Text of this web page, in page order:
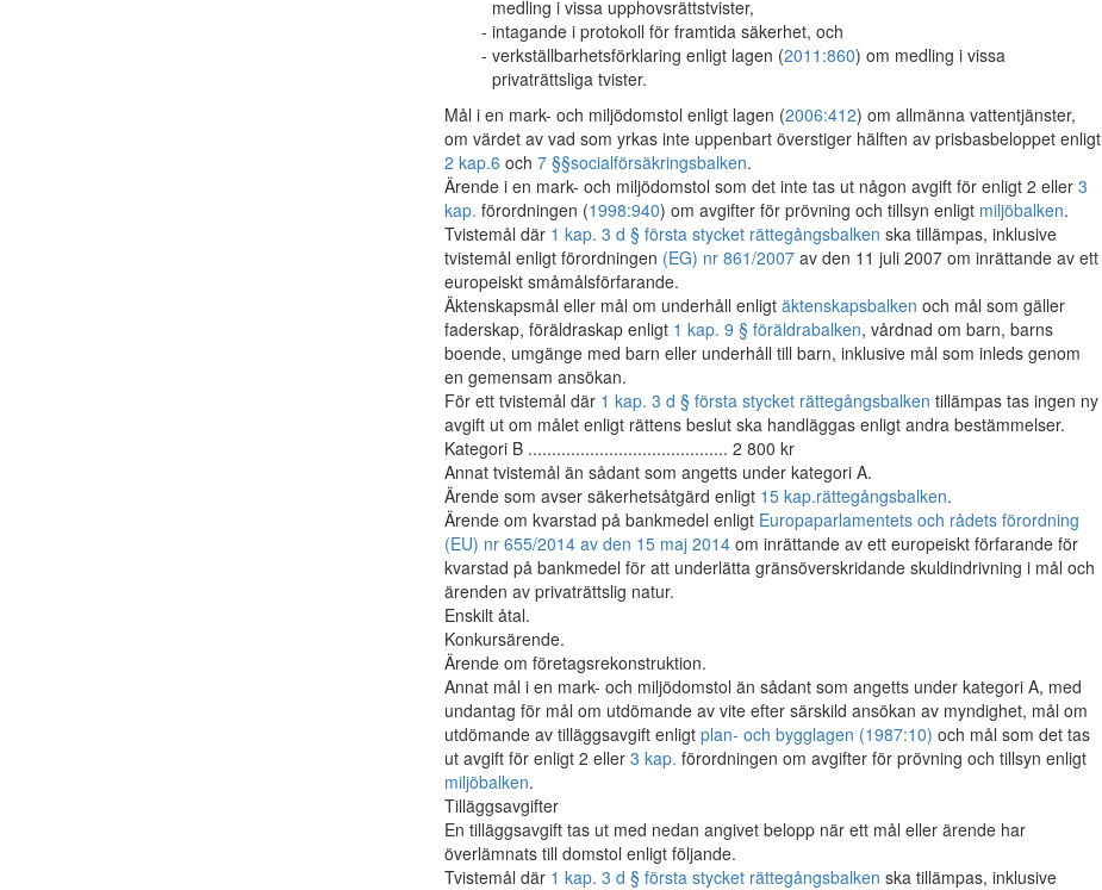
medling i vissa upphovsrättstvister,
intagande i protokoll för framtida säkerhet, och
verkställbarhetsförklaring enligt lagen (2011:860) om medling i vissa
privaträttsliga tvister.
Mål i en mark- och miljödomstol enligt lagen (2006:412) om allmänna vattentjänster,
om värdet av vad som yrkas inte uppenbart överstiger hälften av prisbasbeloppet enligt
2 kap.6 och 7 §§socialförsäkringsbalken.
Ärende i en mark- och miljödomstol som det inte tas ut någon avgift för enligt 2 eller 3
kap. förordningen (1998:940) om avgifter för prövning och tillsyn enligt miljöbalken.
Tvistemål där 1 kap. 3 d § första stycket rättegångsbalken ska tillämpas, inklusive
tvistemål enligt förordningen (EG) nr 861/2007 av den 11 juli 2007 om inrättande av ett
europeiskt småmålsförfarande.
Äktenskapsmål eller mål om underhåll enligt äktenskapsbalken och mål som gäller
faderskap, föräldraskap enligt 1 kap. 9 § föräldrabalken, vårdnad om barn, barns
boende, umgänge med barn eller underhåll till barn, inklusive mål som inleds genom
en gemensam ansökan.
För ett tvistemål där 1 kap. 3 d § första stycket rättegångsbalken tillämpas tas ingen ny
avgift ut om målet enligt rättens beslut ska handläggas enligt andra bestämmelser.
Kategori B .......................................... 2 800 kr
Annat tvistemål än sådant som angetts under kategori A.
Ärende som avser säkerhetsåtgärd enligt 15 kap.rättegångsbalken.
Ärende om kvarstad på bankmedel enligt Europaparlamentets och rådets förordning
(EU) nr 655/2014 av den 15 maj 2014 om inrättande av ett europeiskt förfarande för
kvarstad på bankmedel för att underlätta gränsöverskridande skuldindrivning i mål och
ärenden av privaträttslig natur.
Enskilt åtal.
Konkursärende.
Ärende om företagsrekonstruktion.
Annat mål i en mark- och miljödomstol än sådant som angetts under kategori A, med
undantag för mål om utdömande av vite efter särskild ansökan av myndighet, mål om
utdömande av tilläggsavgift enligt plan- och bygglagen (1987:10) och mål som det tas
ut avgift för enligt 2 eller 3 kap. förordningen om avgifter för prövning och tillsyn enligt
miljöbalken.
Tilläggsavgifter
En tilläggsavgift tas ut med nedan angivet belopp när ett mål eller ärende har
överlämnats till domstol enligt följande.
Tvistemål där 1 kap. 3 d § första stycket rättegångsbalken ska tillämpas, inklusive